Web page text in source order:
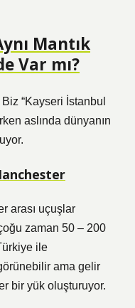
Mantık
Var mı?
“Kayseri İstanbul
aslında dünyanın
arası uçuşlar
zaman 50 – 200
ile
ama gelir
bir yük oluşturuyor.